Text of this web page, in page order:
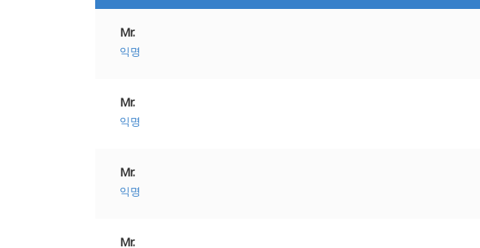
Mr.
익명
Mr.
익명
Mr.
익명
Mr.